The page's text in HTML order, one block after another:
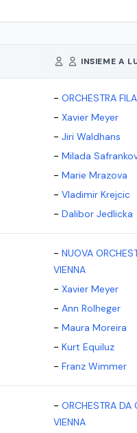
INSIEME A
- ORCHESTRA
- Xavier Meyer
- Jiri Waldhans
- Milada
- Marie Mrazova
- Vladimir Krejcic
- Dalibor Jedlicka
- NUOVA
VIENNA
- Xavier Meyer
- Ann Rolheger
- Maura Moreira
- Kurt Equiluz
- Franz Wimmer
- ORCHESTRA DA
VIENNA